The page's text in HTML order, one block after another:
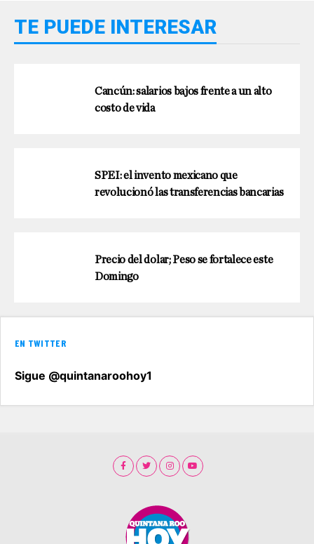
TE PUEDE INTERESAR
Cancún: salarios bajos frente a un alto
costo de vida
SPEI: el invento mexicano que
revolucionó las transferencias bancarias
Precio del dolar; Peso se fortalece este
Domingo
EN TWITTER
Sigue @quintanaroohoy1